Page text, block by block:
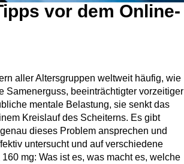
vor dem Online-
aller Altersgruppen weltweit häufig, wie
Samenerguss, beeinträchtigter vorzeitiger
mentale Belastung, sie senkt das
Kreislauf des Scheiterns. Es gibt
dieses Problem ansprechen und
untersucht und auf verschiedene
mg: Was ist es, was macht es, welche